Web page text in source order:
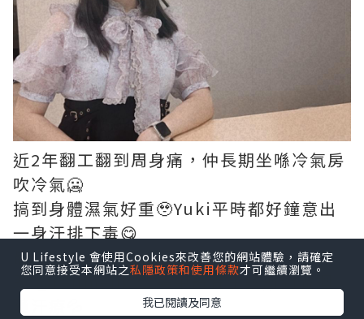
近2年翻工翻到周身痛，仲長期坐喺冷氣房
吹冷氣🥶
搞到身體濕氣好重🥹Yuki平時都好鐘意出
一身汗排下毒😋
最近就去咗位於美孚新邨二期
既 @renmehk 仁美中醫養生診所到做迴
U Lifestyle 會使用Cookies來改善您的網站體驗，請確定
您同意接受本網站之私隱政策和使用條款才可繼續瀏覽。
我已閱讀及同意